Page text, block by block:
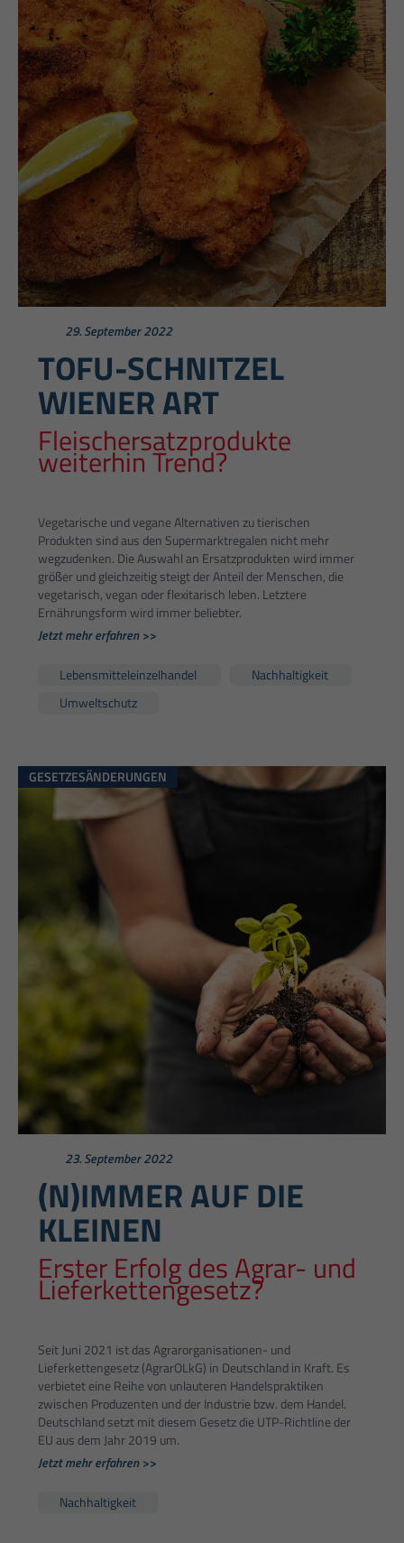
29. September 2022
TOFU-SCHNITZEL
WIENER ART
Fleischersatzprodukte
weiterhin Trend?
Vegetarische und vegane Alternativen zu tierischen
Produkten sind aus den Supermarktregalen nicht mehr
wegzudenken. Die Auswahl an Ersatzprodukten wird immer
größer und gleichzeitig steigt der Anteil der Menschen, die
vegetarisch, vegan oder flexitarisch leben. Letztere
Ernährungsform wird immer beliebter.
Jetzt mehr erfahren >>
Lebensmitteleinzelhandel
Nachhaltigkeit
Umweltschutz
GESETZESÄNDERUNGEN
23. September 2022
(N)IMMER AUF DIE
KLEINEN
Erster Erfolg des Agrar- und
Lieferkettengesetz?
Seit Juni 2021 ist das Agrarorganisationen- und
Lieferkettengesetz (AgrarOLkG) in Deutschland in Kraft. Es
verbietet eine Reihe von unlauteren Handelspraktiken
zwischen Produzenten und der Industrie bzw. dem Handel.
Deutschland setzt mit diesem Gesetz die UTP-Richtline der
EU aus dem Jahr 2019 um.
Jetzt mehr erfahren >>
Nachhaltigkeit